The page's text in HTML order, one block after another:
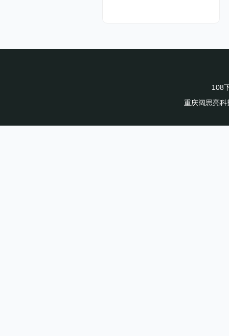
108
重庆阔思亮